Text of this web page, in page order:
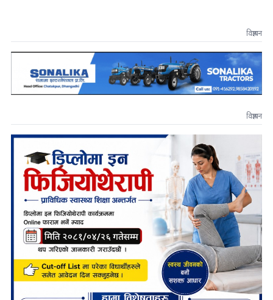
विज्ञापन
विज्ञापन